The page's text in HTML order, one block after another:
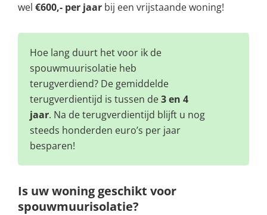
wel €600,- per jaar bij een vrijstaande woning!
Hoe lang duurt het voor ik de
spouwmuurisolatie heb
terugverdiend? De gemiddelde
terugverdientijd is tussen de3 en 4
jaar. Na de terugverdientijd blijft u nog
steeds honderden euro’s per jaar
besparen!
Is uw woning geschikt voor
spouwmuurisolatie?